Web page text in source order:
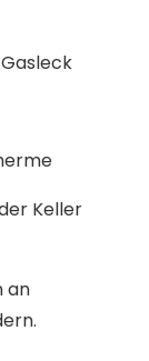
Keller
an